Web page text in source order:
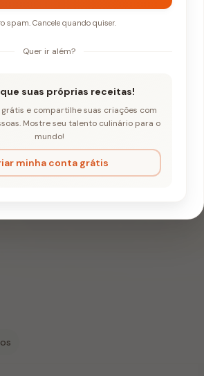
de-Bico
spam. Cancele quando quiser.
Quer ir além?
suas próprias receitas!
e compartilhe suas criações com
Mostre seu talento culinário para o
mundo!
minha conta grátis